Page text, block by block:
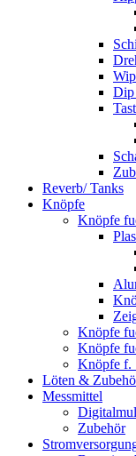
Dip
Reverb/ Tanks
Knöpfe
Knöpfe
Knöpfe
Knöpfe
Knöpfe f.
Löten &
Messmittel
Zubehör